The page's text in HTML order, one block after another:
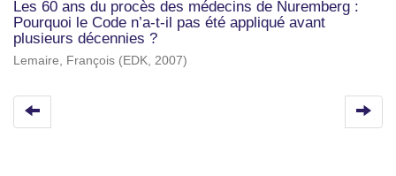
Les 60 ans du procès des médecins de Nuremberg :
Pourquoi le Code n’a-t-il pas été appliqué avant
plusieurs décennies ?
Lemaire, François (EDK, 2007)